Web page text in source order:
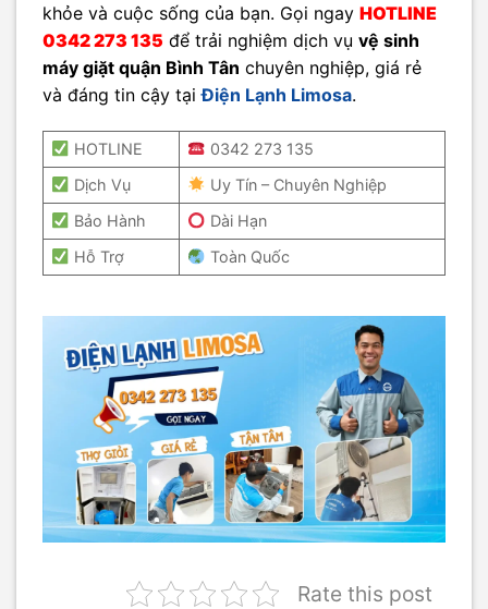
khỏe và cuộc sống của bạn. Gọi ngay HOTLINE
0342 273 135 để trải nghiệm dịch vụ vệ sinh
máy giặt quận Bình Tân chuyên nghiệp, giá rẻ
và đáng tin cậy tạiĐiện Lạnh Limosa.
HOTLINE
0342 273 135
Dịch Vụ
Uy Tín – Chuyên Nghiệp
Bảo Hành
Dài Hạn
Hỗ Trợ
Toàn Quốc
Rate this post